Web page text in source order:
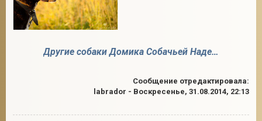
Другие собаки Домика Собачьей Надежды
Сообщение отредактировала:
labrador - Воскресенье, 31.08.2014, 22:13